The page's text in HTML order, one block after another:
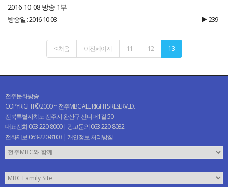
2016-10-08 방송 1부
방송일 : 2016-10-08 239
< 처음 이전페이지 11 12 13
전주문화방송
COPYRIGHT© 2000 ~ 전주MBC ALL RIGHTS RESERVED.
전북특별자치도 전주시 완산구 선너머1길 50
대표전화 063-220-8000 | 광고문의 063-220-8032
전화제보 063-220-8103 | 개인정보 처리방침